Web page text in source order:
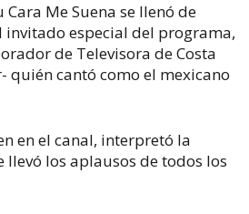
Cara Me Suena se llenó de
especial del programa,
de Televisora de Costa
quién cantó como el mexicano
en el canal, interpretó la
llevó los aplausos de todos los